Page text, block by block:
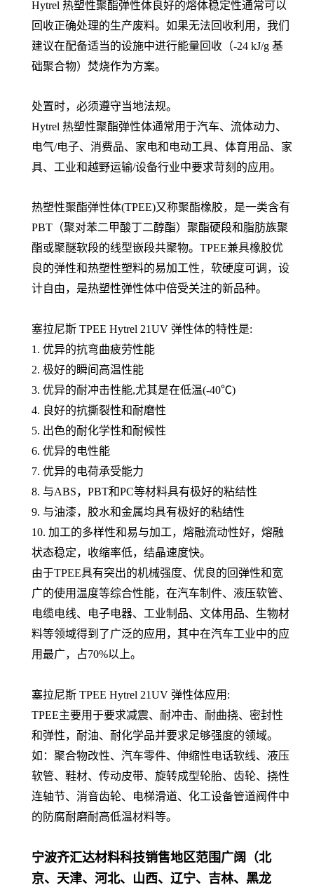
Hytrel 热塑性聚酯弹性体良好的熔体稳定性通常可以
回收正确处理的生产废料。如果无法回收利用，我们
建议在配备适当的设施中进行能量回收（-24 kJ/g 基
础聚合物）焚烧作为方案。
处置时，必须遵守当地法规。
Hytrel 热塑性聚酯弹性体通常用于汽车、流体动力、
电气/电子、消费品、家电和电动工具、体育用品、家
具、工业和越野运输/设备行业中要求苛刻的应用。
热塑性聚酯弹性体(TPEE)又称聚酯橡胶，是一类含有
PBT（聚对苯二甲酸丁二醇酯）聚酯硬段和脂肪族聚
酯或聚醚软段的线型嵌段共聚物。TPEE兼具橡胶优
良的弹性和热塑性塑料的易加工性，软硬度可调，设
计自由，是热塑性弹性体中倍受关注的新品种。
塞拉尼斯 TPEE Hytrel 21UV 弹性体的特性是:
1. 优异的抗弯曲疲劳性能
2. 极好的瞬间高温性能
3. 优异的耐冲击性能,尤其是在低温(-40℃)
4. 良好的抗撕裂性和耐磨性
5. 出色的耐化学性和耐候性
6. 优异的电性能
7. 优异的电荷承受能力
8. 与ABS，PBT和PC等材料具有极好的粘结性
9. 与油漆，胶水和金属均具有极好的粘结性
10. 加工的多样性和易与加工，熔融流动性好，熔融
状态稳定，收缩率低，结晶速度快。
由于TPEE具有突出的机械强度、优良的回弹性和宽
广的使用温度等综合性能，在汽车制件、液压软管、
电缆电线、电子电器、工业制品、文体用品、生物材
料等领域得到了广泛的应用，其中在汽车工业中的应
用最广，占70%以上。
塞拉尼斯 TPEE Hytrel 21UV 弹性体应用:
TPEE主要用于要求减震、耐冲击、耐曲挠、密封性
和弹性，耐油、耐化学品并要求足够强度的领域。
如：聚合物改性、汽车零件、伸缩性电话软线、液压
软管、鞋材、传动皮带、旋转成型轮胎、齿轮、挠性
连轴节、消音齿轮、电梯滑道、化工设备管道阀件中
的防腐耐磨耐高低温材料等。
宁波齐汇达材料科技销售地区范围广阔（北
京、天津、河北、山西、辽宁、吉林、黑龙